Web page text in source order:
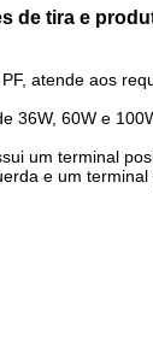
de tira e
atende aos
36W, 60W e
um terminal
e um terminal